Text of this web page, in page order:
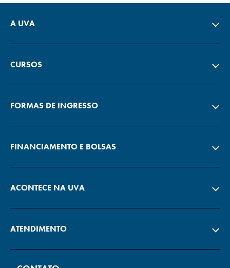
A UVA
CURSOS
FORMAS DE INGRESSO
FINANCIAMENTO E BOLSAS
ACONTECE NA UVA
ATENDIMENTO